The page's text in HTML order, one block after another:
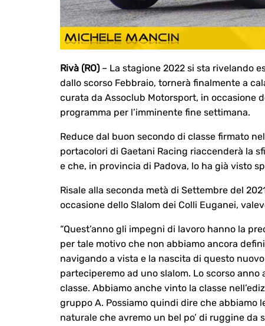
Rivà (RO)– La stagione 2022 si sta rivelando
dallo scorso Febbraio, tornerà finalmente a
curata da Assoclub Motorsport, in occasione
programma per l’imminente fine settimana.
Reduce dal buon secondo di classe firmato
portacolori di Gaetani Racing riaccenderà la
e che, in provincia di Padova, lo ha già visto
Risale alla seconda metà di Settembre del
occasione dello Slalom dei Colli Euganei,
“Quest’anno gli impegni di lavoro hanno la
per tale motivo che non abbiamo ancora
navigando a vista e la nascita di questo
parteciperemo ad uno slalom. Lo scorso
classe. Abbiamo anche vinto la classe
gruppo A. Possiamo quindi dire che abbiamo
naturale che avremo un bel po’ di ruggine